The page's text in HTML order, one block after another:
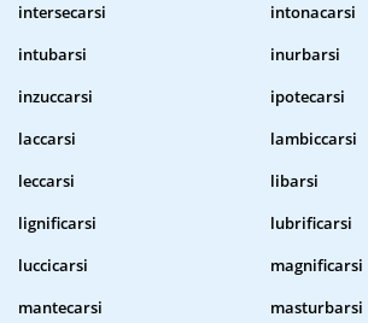
intersecarsi
intonacarsi
intubarsi
inurbarsi
inzuccarsi
ipotecarsi
laccarsi
lambiccarsi
leccarsi
libarsi
lignificarsi
lubrificarsi
luccicarsi
magnificarsi
mantecarsi
masturbarsi